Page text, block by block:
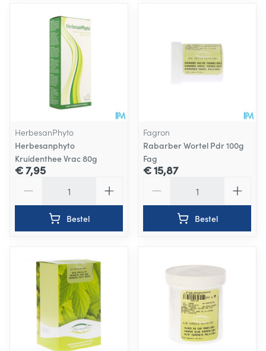
HerbesanPhyto
Herbesanphyto
Kruidenthee Vrac 80g
€ 7,95
Bestel
Fagron
Rabarber Wortel Pdr 100g
Fag
€ 15,87
Bestel